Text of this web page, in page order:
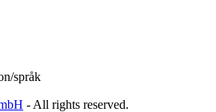
språk
- All rights reserved.